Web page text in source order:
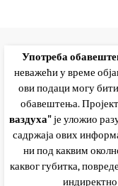
Употреба
неважећи у време
ови подаци могу
обавештења.
ваздуха"је уложио
садржаја ових
ни под каквим
каквог губитка,